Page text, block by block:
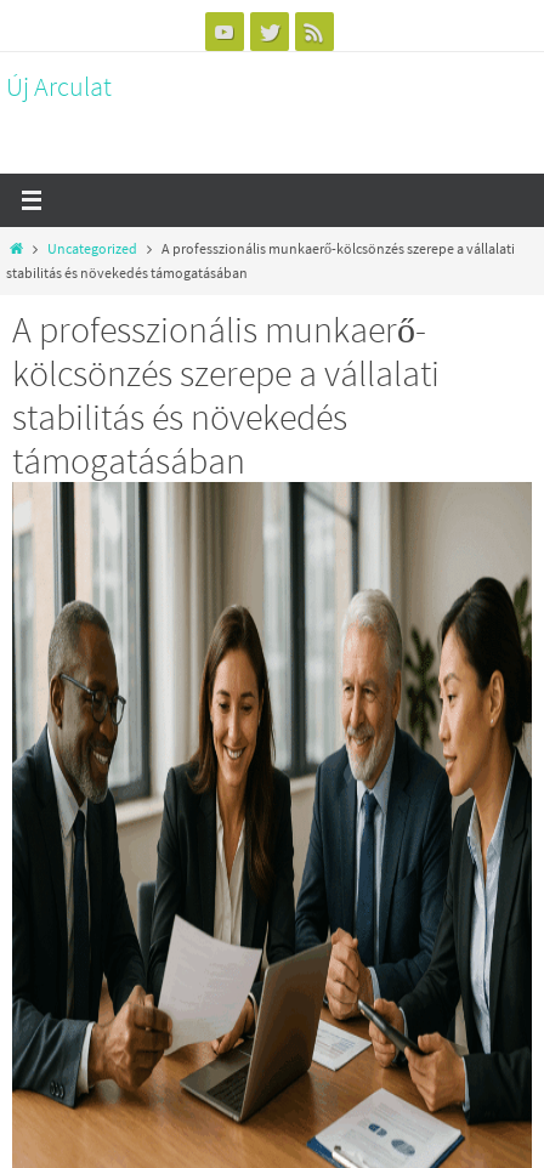
Új Arculat
Otthon
Uncategorized
A professzionális munkaerő-kölcsönzés szerepe a vállalati
stabilitás és növekedés támogatásában
A professzionális munkaerő-
kölcsönzés szerepe a vállalati
stabilitás és növekedés
támogatásában